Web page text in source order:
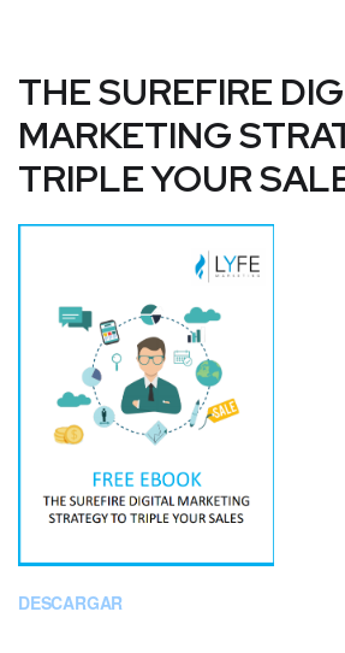
THE SUREFIRE
MARKETING
TRIPLE YOUR
DESCARGAR